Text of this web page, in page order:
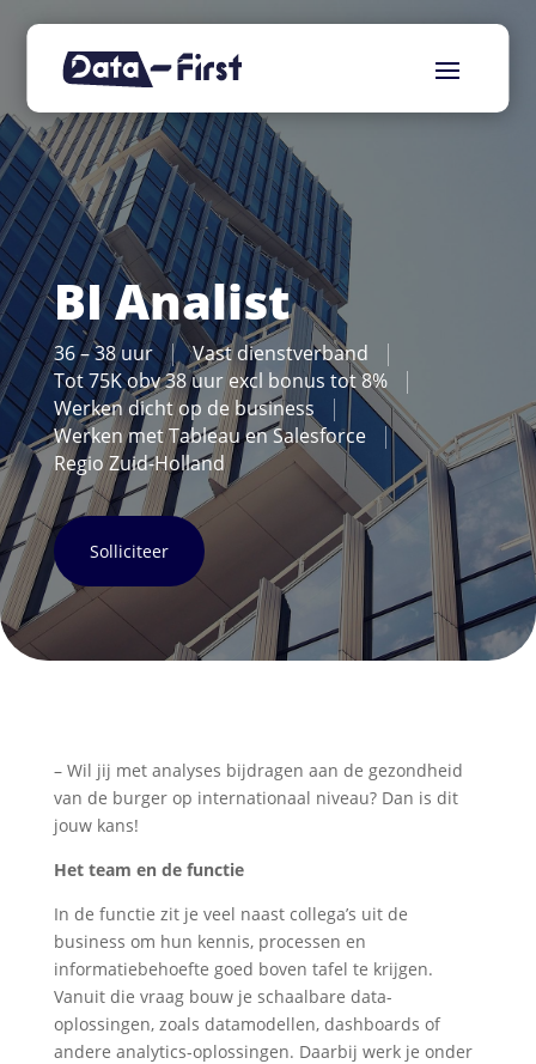
BI Analist
36 – 38 uur
Vast dienstverband
Tot 75K obv 38 uur excl bonus tot 8%
Werken dicht op de business
Werken met Tableau en Salesforce
Regio Zuid-Holland
Solliciteer
– Wil jij met analyses bijdragen aan de gezondheid
van de burger op internationaal niveau? Dan is dit
jouw kans!
Het team en de functie
In de functie zit je veel naast collega’s uit de
business om hun kennis, processen en
informatiebehoefte goed boven tafel te krijgen.
Vanuit die vraag bouw je schaalbare data-
oplossingen, zoals datamodellen, dashboards of
andere analytics-oplossingen. Daarbij werk je onder